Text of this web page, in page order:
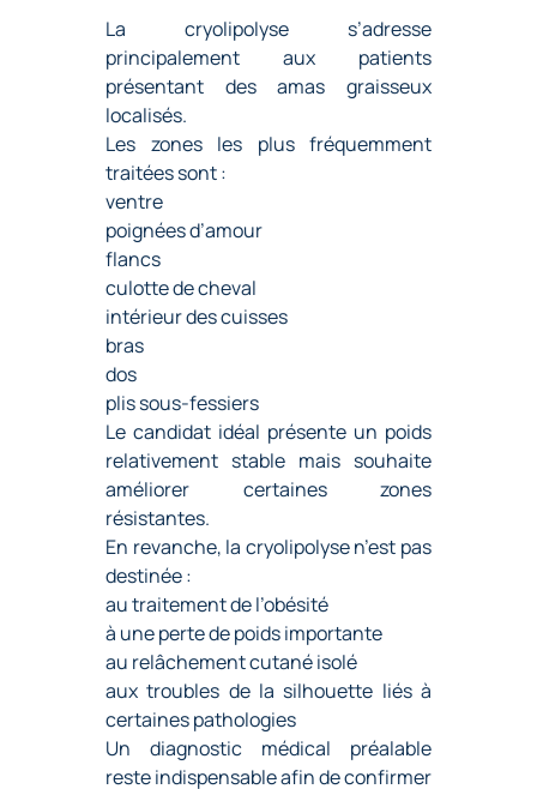
La cryolipolyse s’adresse
principalement aux patients
présentant des amas graisseux
localisés.
Les zones les plus fréquemment
traitées sont :
ventre
poignées d’amour
flancs
culotte de cheval
intérieur des cuisses
bras
dos
plis sous-fessiers
Le candidat idéal présente un poids
relativement stable mais souhaite
améliorer certaines zones
résistantes.
En revanche, la cryolipolyse n’est pas
destinée :
au traitement de l’obésité
à une perte de poids importante
au relâchement cutané isolé
aux troubles de la silhouette liés à
certaines pathologies
Un diagnostic médical préalable
reste indispensable afin de confirmer